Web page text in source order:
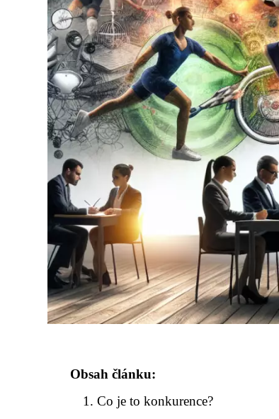
Obsah článku:
Co je to konkurence?